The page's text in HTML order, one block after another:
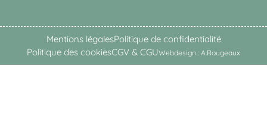
Mentions légalesPolitique de confidentialité
Politique des cookiesCGV & CGUWebdesign : A.Rougeaux